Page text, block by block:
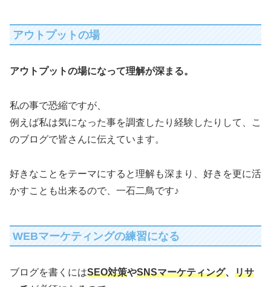
アウトプットの場
アウトプットの場になって理解が深まる。
私の事で恐縮ですが、
例えば私は気になった事を調査したり経験したりして、こ
のブログで皆さんに伝えています。
好きなことをテーマにすると理解も深まり、好きを更に活
かすことも出来るので、一石二鳥です♪
WEBマーケティングの練習になる
ブログを書くにはSEO対策やSNSマーケティング、 リサ